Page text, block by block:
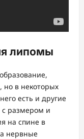
липомы
но в некоторых
есть и другие
размером и
на спине в
нервные